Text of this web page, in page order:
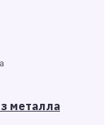
металла